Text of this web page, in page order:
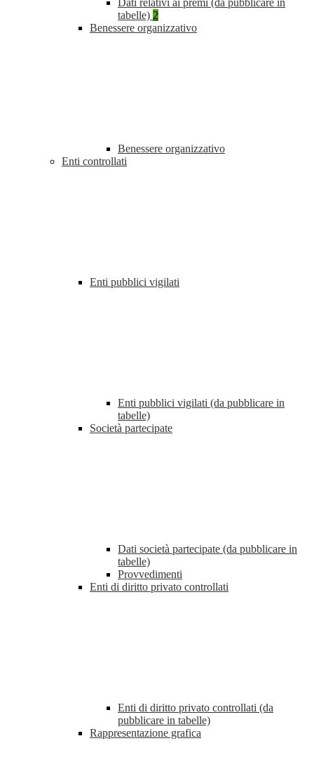
Dati relativi ai premi (da pubblicare in
tabelle) 2
Benessere organizzativo
Benessere organizzativo
Enti controllati
Enti pubblici vigilati
Enti pubblici vigilati (da pubblicare in
tabelle)
Società partecipate
Dati società partecipate (da pubblicare in
tabelle)
Provvedimenti
Enti di diritto privato controllati
Enti di diritto privato controllati (da
pubblicare in tabelle)
Rappresentazione grafica